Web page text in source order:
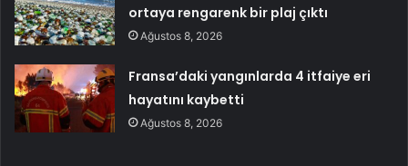
ortaya rengarenk bir plaj çıktı
Ağustos 8, 2026
Fransa’daki yangınlarda 4 itfaiye eri
hayatını kaybetti
Ağustos 8, 2026